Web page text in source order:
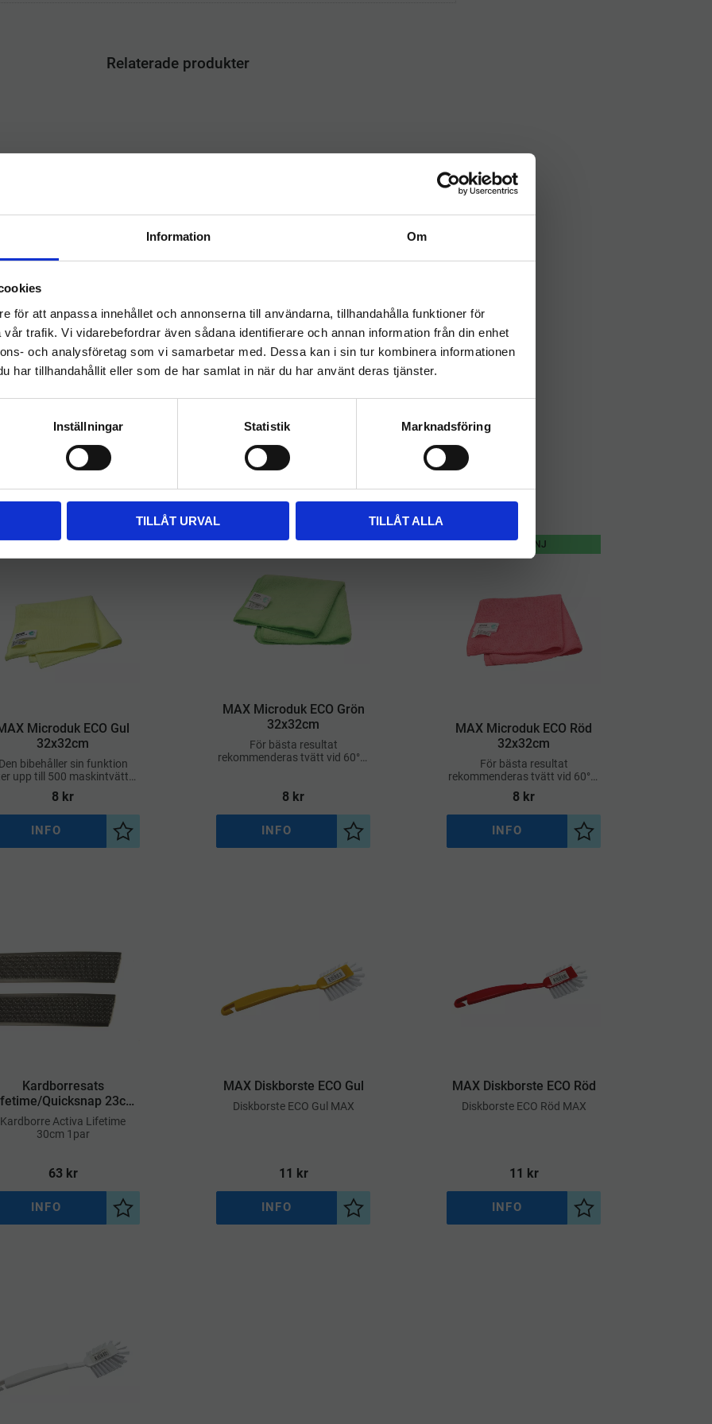
Information Om
för att anpassa innehållet och annonserna till användarna, tillhandahålla funktioner för
trafik. Vi vidarebefordrar även sådana identifierare och annan information från din enhet
och analysföretag som vi samarbetar med. Dessa kan i sin tur kombinera informationen
har tillhandahållit eller som de har samlat in när du har använt deras tjänster.
Inställningar Statistik Marknadsföring
TILLÅT URVAL TILLÅT ALLA
Relaterade produkter
Meraklon
av slitstark Meraklon-
som kombinerar hög
hållbarhet med god
rengöringsförmåga
320 kr
INFO
Microduk ECO Gul
32x32cm
Den bibehåller sin funktion
upp till 500 maskintvättar
och krymper mindre än 6%
8 kr
KAMPANJ
Lägg till i önskelista
INFO
MAX Microduk ECO Grön
32x32cm
För bästa resultat
rekommenderas tvätt vid 60°C,
8 kr
Lägg till i önskelista
INFO
MAX Microduk ECO Röd
32x32cm
För bästa resultat
rekommenderas tvätt vid 60°C,
vilket är mer skonsamt för
miljön
8 kr
KAMPANJ
Lägg till i önskelista
INFO
Kardborresats
Quicksnap 23cm
Äldre
​Kardborre Activa Lifetime
30cm 1par
63kr
Lägg till i önskelista
INFO
MAX Diskborste ECO Gul
​Diskborste ECO Gul MAX
11 kr
Lägg till i önskelista
INFO
MAX Diskborste ECO Röd
​Diskborste ECO Röd MAX
11 kr
Lägg till i önskelista
INFO
hygieneleeds.se
Vill du handla som företag eller privatperson?
FÖRETAG
Priser visas exkl. moms
PRIVAT
Priser visas inkl. moms